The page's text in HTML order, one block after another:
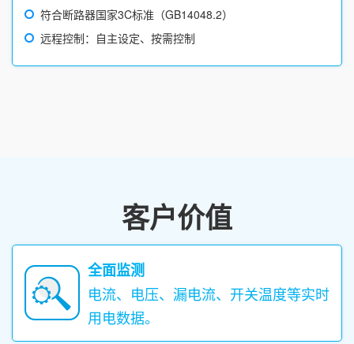
符合断路器国家3C标准（GB14048.2）
远程控制：自主设定、按需控制
客户价值
全面监测
电流、电压、漏电流、开关温度等实时
用电数据。